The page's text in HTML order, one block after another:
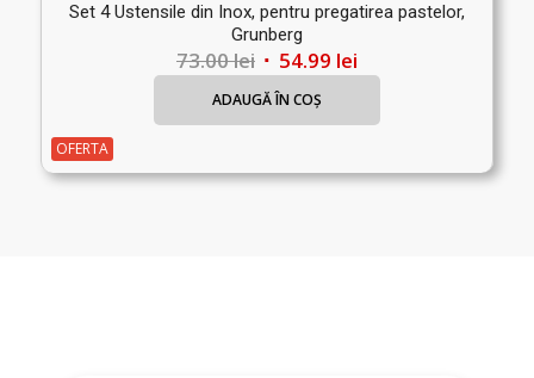
Set 4 Ustensile din Inox, pentru pregatirea pastelor,
Grunberg
73.00lei Prețul
inițial
73.00 lei.
54.99 leiPrețul
curent
este:
ADAUGĂ ÎN COȘ
OFERTA